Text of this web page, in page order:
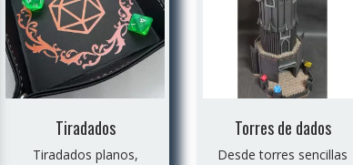
Tiradados
Tiradados planos,
Torres de dados
Desde torres sencillas